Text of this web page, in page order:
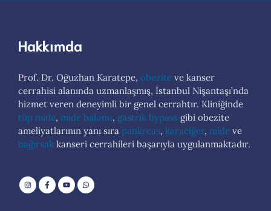
Hakkımda
Prof. Dr. Oğuzhan Karatepe, obezite ve kanser
cerrahisi alanında uzmanlaşmış, İstanbul Nişantaşı’nda
hizmet veren deneyimli bir genel cerrahtır. Kliniğinde
tüp mide, mide balonu, gastrik bypass gibi obezite
ameliyatlarının yanı sıra pankreas, karaciğer, mide ve
bağırsak kanseri cerrahileri başarıyla uygulanmaktadır.